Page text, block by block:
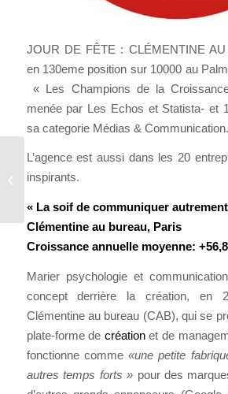
JOUR DE FÊTE : CLÉMENTINE
en 130eme position sur 10000 au
« Les Champions de la
menée par Les Echos et Statista- et
sa categorie Médias & Communication.
L’agence est aussi dans les 20
inspirants.
« La soif de communiquer autrement
Clémentine au bureau, Paris
Croissance annuelle moyenne:
Marier psychologie et
concept derrière la création, en
Clémentine au bureau (CAB), qui se
plate-forme de créationet de
fonctionne comme«une petite
autres temps forts » pour des
TOUR DU MONDE